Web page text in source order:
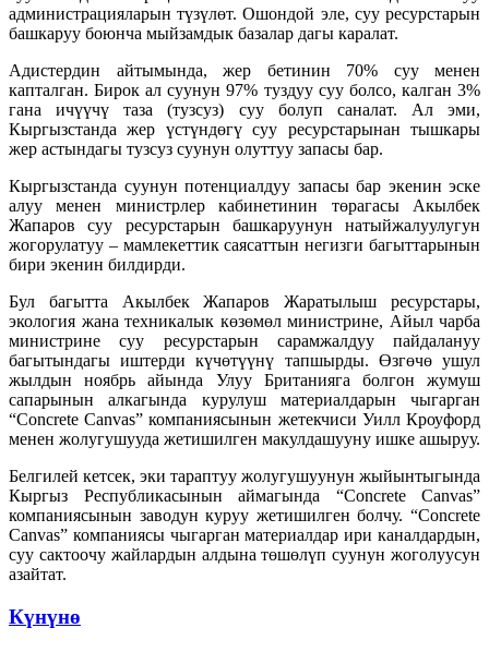
администрацияларын түзүлөт. Ошондой эле, суу ресурстарын
башкаруу боюнча мыйзамдык базалар дагы каралат.
Адистердин айтымында, жер бетинин 70% суу менен
капталган. Бирок ал суунун 97% туздуу суу болсо, калган 3%
гана ичүүчү таза (тузсуз) суу болуп саналат. Ал эми,
Кыргызстанда жер үстүндөгү суу ресурстарынан тышкары
жер астындагы тузсуз суунун олуттуу запасы бар.
Кыргызстанда суунун потенциалдуу запасы бар экенин эске
алуу менен министрлер кабинетинин төрагасы Акылбек
Жапаров суу ресурстарын башкаруунун натыйжалуулугун
жогорулатуу – мамлекеттик саясаттын негизги багыттарынын
бири экенин билдирди.
Бул багытта Акылбек Жапаров Жаратылыш ресурстары,
экология жана техникалык көзөмөл министрине, Айыл чарба
министрине суу ресурстарын сарамжалдуу пайдалануу
багытындагы иштерди күчөтүүнү тапшырды. Өзгөчө ушул
жылдын ноябрь айында Улуу Британияга болгон жумуш
сапарынын алкагында курулуш материалдарын чыгарган
“Concrete Canvas” компаниясынын жетекчиси Уилл Кроуфорд
менен жолугушууда жетишилген макулдашууну ишке ашыруу.
Белгилей кетсек, эки тараптуу жолугушуунун жыйынтыгында
Кыргыз Республикасынын аймагында “Concrete Canvas”
компаниясынын заводун куруу жетишилген болчу. “Concrete
Canvas” компаниясы чыгарган материалдар ири каналдардын,
суу сактоочу жайлардын алдына төшөлүп суунун жоголуусун
азайтат.
Күнүнө